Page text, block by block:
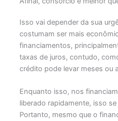
Isso vai depender da sua
costumam ser mais
financiamentos,
taxas de juros, contudo,
crédito pode levar meses ou
Enquanto isso, nos
liberado rapidamente, isso
Portanto, mesmo que o